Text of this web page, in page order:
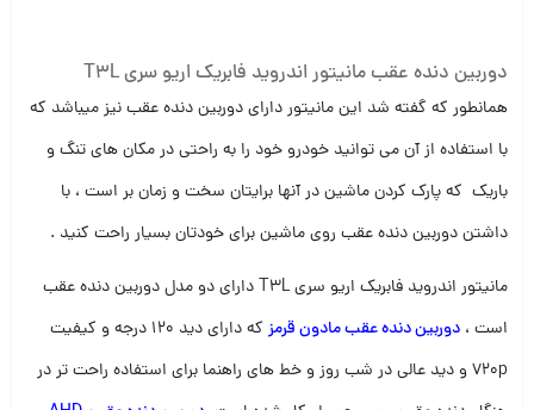
دوربین دنده عقب مانیتور اندروید فابریک اریو سری T3L
همانطور که گفته شد این مانیتور دارای دوربین دنده عقب نیز میباشد که
با استفاده از آن می توانید خودرو خود را به راحتی در مکان های تنگ و
باریک که پارک کردن ماشین در آنها برایتان سخت و زمان بر است ، با
داشتن دوربین دنده عقب روی ماشین برای خودتان بسیار راحت کنید .
مانیتور اندروید فابریک اریو سری T3L دارای دو مدل دوربین دنده عقب
است ، دوربین دنده عقب مادون قرمز
که دارای دید 120 درجه و کیفیت
720p و دید عالی در شب روز و خط های راهنما برای استفاده راحت تر در